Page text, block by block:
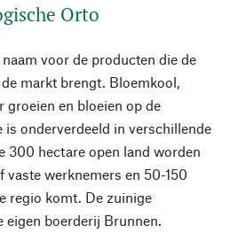
Orto
voor de producten die de
markt brengt. Bloemkool,
groeien en bloeien op de
is onderverdeeld in verschillende
300 hectare open land worden
werknemers en 50-150
regio komt. De zuinige
eigen boerderij Brunnen.